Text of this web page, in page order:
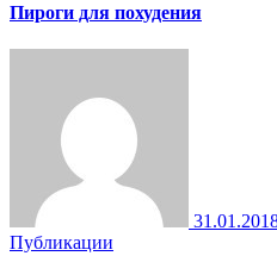
Пироги для похудения
Публикации